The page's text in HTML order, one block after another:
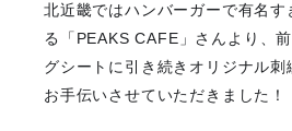
北近畿ではハンバーガーで有名す
る「PEAKS CAFE」さんより、
グシートに引き続きオリジナル刺
お手伝いさせていただきました！